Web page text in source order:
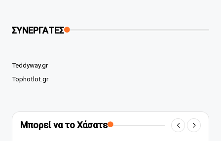
ΣΥΝΕΡΓΑΤΕΣ
Teddyway.gr
Tophotlot.gr
Μπορεί να το Χάσατε